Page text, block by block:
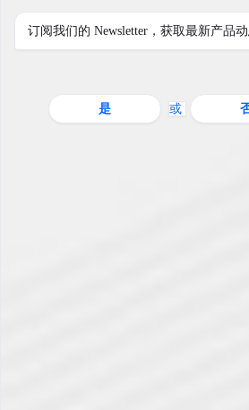
夏智科技
订阅我们的 Newsletter，获取最新产品动
是 或